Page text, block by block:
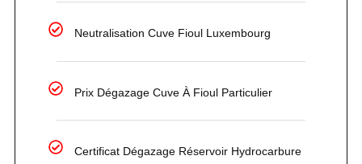
Neutralisation Cuve Fioul Luxembourg
Prix Dégazage Cuve À Fioul Particulier
Certificat Dégazage Réservoir Hydrocarbure